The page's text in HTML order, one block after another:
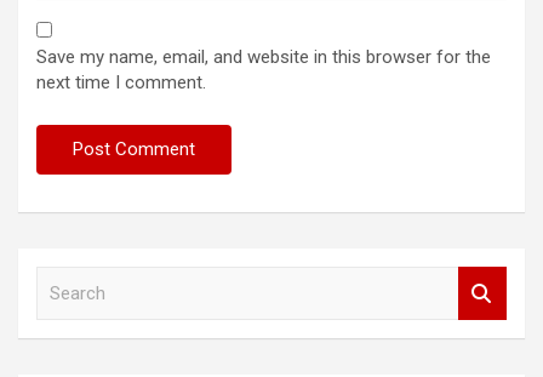
Save my name, email, and website in this browser for the
next time I comment.